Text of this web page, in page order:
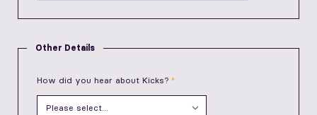
Other Details
How did you hear about Kicks?